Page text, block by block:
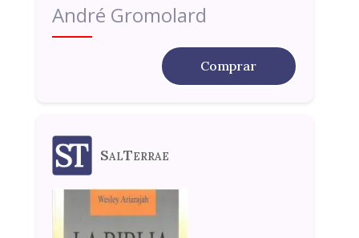
André Gromolard
Comprar
SalTerrae